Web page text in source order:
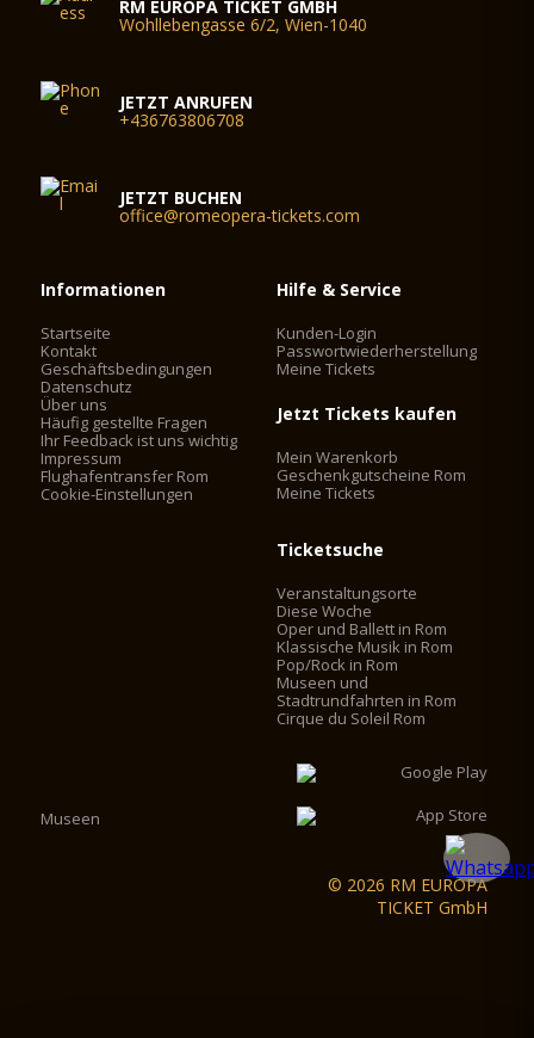
RM EUROPA TICKET GMBH
Wohllebengasse 6/2, Wien-1040
JETZT ANRUFEN
+436763806708
JETZT BUCHEN
office@romeopera-tickets.com
Informationen
Startseite
Kontakt
Geschäftsbedingungen
Datenschutz
Über uns
Häufig gestellte Fragen
Ihr Feedback ist uns wichtig
Impressum
Flughafentransfer Rom
Cookie-Einstellungen
Hilfe & Service
Kunden-Login
Passwortwiederherstellung
Meine Tickets
Jetzt Tickets kaufen
Mein Warenkorb
Geschenkgutscheine Rom
Meine Tickets
Ticketsuche
Veranstaltungsorte
Diese Woche
Oper und Ballett in Rom
Klassische Musik in Rom
Pop/Rock in Rom
Museen und
Stadtrundfahrten in Rom
Cirque du Soleil Rom
Museen
© 2026 RM EUROPA
TICKET GmbH